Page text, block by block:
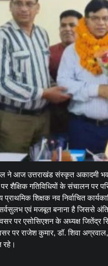
ने आज उत्तराखंड संस्कृत अकादमी
शैक्षिक गतिविधियों के संचालन पर
शिक्षक नव निर्वाचित
सर्वसुलभ एवं मजबूत बनाना है जिससे
पर एसोसिएशन के अध्यक्ष जितेंद्र
पर राजेश कुमार, डॉ. शिवा
रहे।